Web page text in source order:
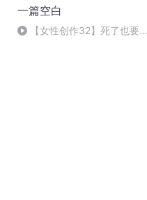
一篇空白
【女性创作32】死了也要领